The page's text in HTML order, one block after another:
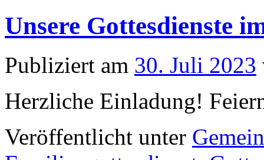
Unsere Gottesdienste
Publiziert am 30. Juli 2023
Herzliche Einladung!
Veröffentlicht unter